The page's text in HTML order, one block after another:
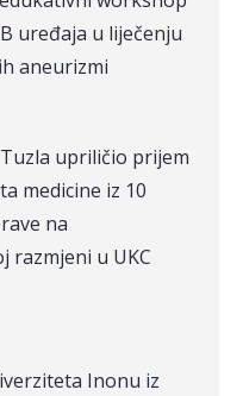
uređaja u liječenju
aneurizmi
upriličio prijem
medicine iz 10
na
razmjeni u UKC
Inonu iz